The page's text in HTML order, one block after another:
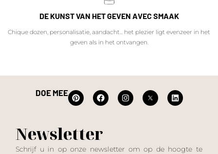
DE KUNST VAN HET GEVEN AVEC SMAAK
Chique dozen, personalisatie, aandacht... het plezier ligt evenzeer in het
geven als in het ontvangen.
DOE MEE
Newsletter
Schrijf u in op onze newsletter om op de hoogte te